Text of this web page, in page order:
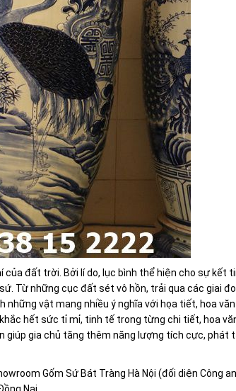
của đất trời. Bởi lí do, lục bình thể hiện cho sự kết
Từ những cục đất sét vô hồn, trải qua các giai
vật mang nhiều ý nghĩa với họa tiết, hoa
hết sức tỉ mỉ, tinh tế trong từng chi tiết, hoa
giúp gia chủ tăng thêm năng lượng tích cực, phát
Gốm Sứ Bát Tràng Hà Nội (đối diện Công